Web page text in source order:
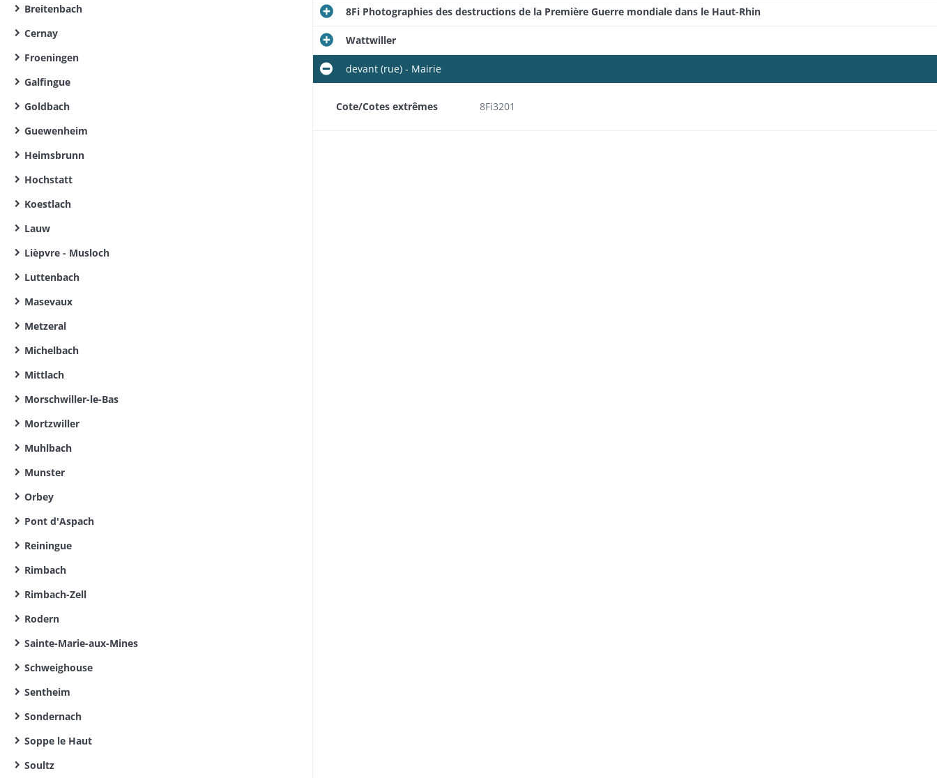
Breitenbach
Cernay
Froeningen
Galfingue
Goldbach
Guewenheim
Heimsbrunn
Hochstatt
Koestlach
Lauw
Lièpvre - Musloch
Luttenbach
Masevaux
Metzeral
Michelbach
Mittlach
Morschwiller-le-Bas
Mortzwiller
Muhlbach
Munster
Orbey
Pont d'Aspach
Reiningue
Rimbach
Rimbach-Zell
Rodern
Sainte-Marie-aux-Mines
Schweighouse
Sentheim
Sondernach
Soppe le Haut
Soultz
8Fi Photographies des destructions de la Première Guerre mondiale dans le Haut-Rhin
Wattwiller
devant (rue) - Mairie
Cote/Cotes extrêmes 8Fi3201